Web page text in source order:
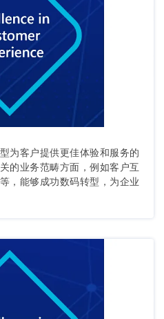
为客户提供更佳体验和服务的
的业务范畴方面，例如客户互
，能够成功数码转型，为企业